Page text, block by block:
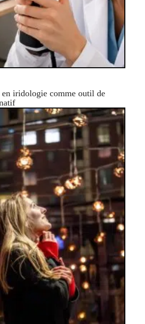
en iridologie comme outil de